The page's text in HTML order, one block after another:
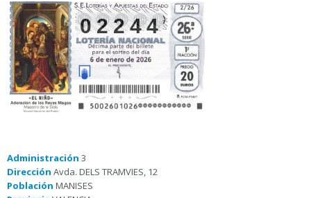
02244
Administración 3
Dirección Avda. DELS TRAMVIES, 12
Población MANISES